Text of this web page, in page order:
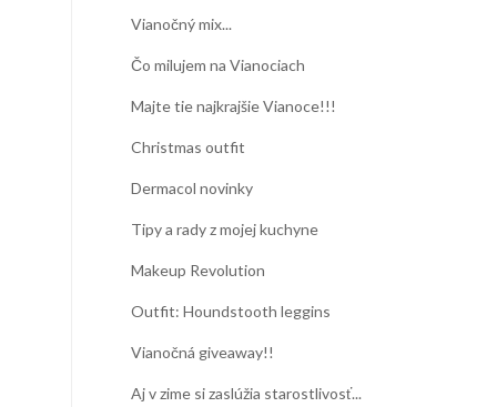
Vianočný mix...
Čo milujem na Vianociach
Majte tie najkrajšie Vianoce!!!
Christmas outfit
Dermacol novinky
Tipy a rady z mojej kuchyne
Makeup Revolution
Outfit: Houndstooth leggins
Vianočná giveaway!!
Aj v zime si zaslúžia starostlivosť...